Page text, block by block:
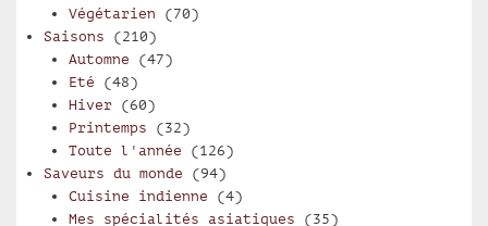
Végétarien (70)
Saisons (210)
Automne (47)
Eté (48)
Hiver(60)
Printemps (32)
Toute l'année (126)
Saveurs du monde (94)
Cuisine indienne (4)
Mes spécialités asiatiques (35)